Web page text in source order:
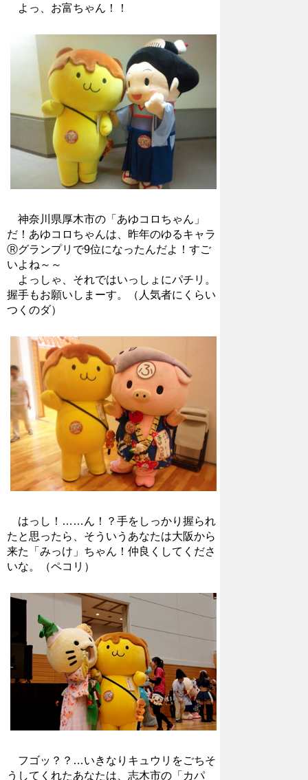
よっ、お富ちゃん！！
神奈川県厚木市の「あゆコロちゃん」
だ！あゆコロちゃんは、昨年のゆるキャラ
Ⓡグランプリで9位になったんだよ！すご
いよね～～
よっしゃ、それではいっしょにパチリ。
握手もお願いしまーす。（人気者にくらい
つくのダ）
はっし！……ん！？手をしっかり握られ
たと思ったら、そういうあなたは大阪から
来た「みっけ」ちゃん！仲良くしてくださ
いな。（ペコリ）
フゴッ？？…いきなりキュウリをごちそ
うしてくれたあなたは、志木市の「カパ